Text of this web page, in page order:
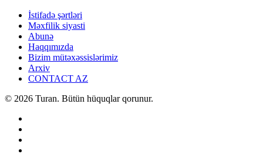
İstifadə şərtləri
Məxfilik siyasti
Abunə
Haqqımızda
Bizim mütəxəssislərimiz
Arxiv
CONTACT AZ
© 2026 Turan. Bütün hüquqlar qorunur.